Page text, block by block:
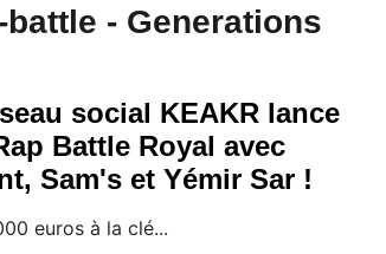
- Generations
social KEAKR lance
Battle Royal avec
Sam's et Yémir Sar !
euros à la clé...